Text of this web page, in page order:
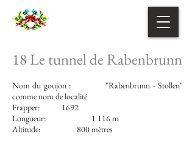
18 Le tunnel de Rabenbrunn
Nom du goujon :
"Rabenbrunn - Stollen"
comme nom de localité
Frapper:
1692
Longueur:
1 116 m
Altitude:
800 mètres